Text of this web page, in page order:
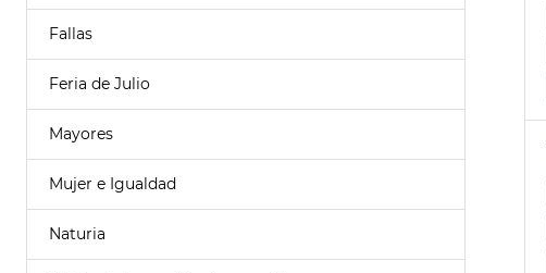
Fallas
Feria de Julio
Mayores
Mujer e Igualdad
Naturia